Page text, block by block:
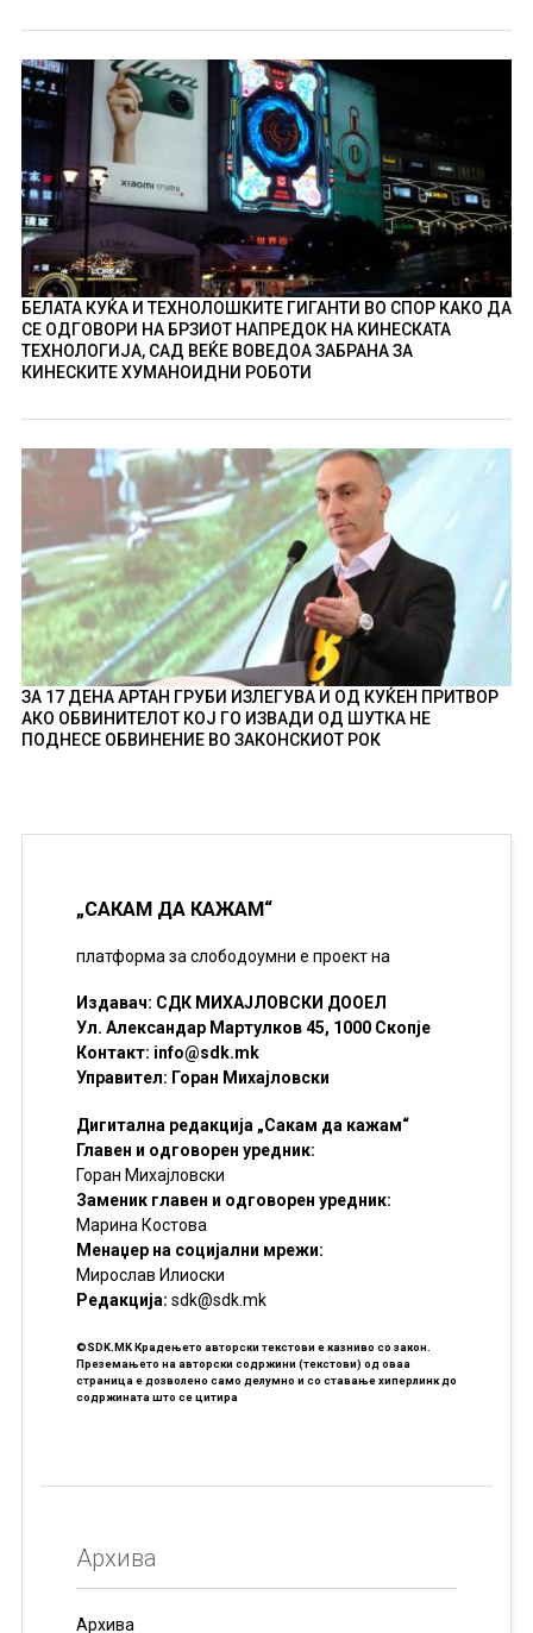
БЕЛАТА КУЌА И ТЕХНОЛОШКИТЕ ГИГАНТИ ВО СПОР КАКО ДА
СЕ ОДГОВОРИ НА БРЗИОТ НАПРЕДОК НА КИНЕСКАТА
ТЕХНОЛОГИЈА, САД ВЕЌЕ ВОВЕДОА ЗАБРАНА ЗА
КИНЕСКИТЕ ХУМАНОИДНИ РОБОТИ
ЗА 17 ДЕНА АРТАН ГРУБИ ИЗЛЕГУВА И ОД КУЌЕН ПРИТВОР
АКО ОБВИНИТЕЛОТ КОЈ ГО ИЗВАДИ ОД ШУТКА НЕ
ПОДНЕСЕ ОБВИНЕНИЕ ВО ЗАКОНСКИОТ РОК
„САКАМ ДА КАЖАМ“
платформа за слободоумни е проект на
Издавач: СДК МИХАЈЛОВСКИ ДООЕЛ
Ул. Александар Мартулков 45, 1000 Скопје
Контакт: info@sdk.mk
Управител: Горан Михајловски
Дигитална редакција „Сакам да кажам“
Главен и одговорен уредник:
Горан Михајловски
Заменик главен и одговорен уредник:
Марина Костова
Менаџер на социјални мрежи:
Мирослав Илиоски
Редакцијa: sdk@sdk.mk
©SDK.MK Крадењето авторски текстови е казниво со закон.
Преземањето на авторски содржини (текстови) од оваа
страница е дозволено само делумно и со ставање хиперлинк до
содржината што се цитира
Архива
Архива